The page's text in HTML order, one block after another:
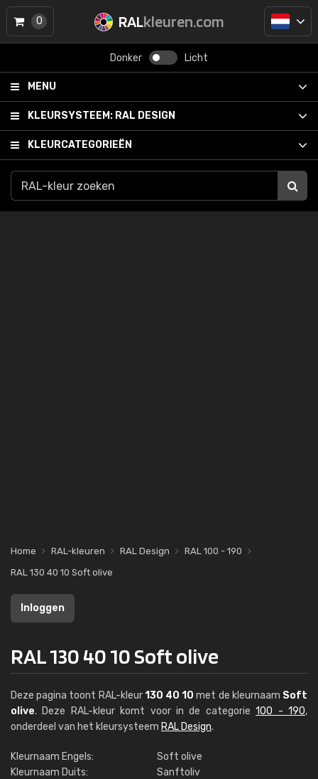
RALkleuren.com
Donker Licht
MENU
KLEURSYSTEEM: RAL DESIGN
KLEURCATEGORIEËN
0
Home RAL-kleuren RAL Design
RAL 100 - 190
RAL 130 40 10 Soft olive
Inloggen
RAL 130 40 10 Soft olive
Deze pagina toont RAL-kleur130 40 10 met de kleurnaam Soft
olive. Deze RAL-kleur komt voor in de categorie100 - 190,
onderdeel van het kleursysteem RAL Design.
Kleurnaam Engels:
Soft olive
Kleurnaam Duits:
Sanftoliv